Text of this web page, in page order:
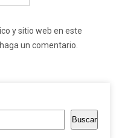
y sitio web en este
un comentario.
Buscar